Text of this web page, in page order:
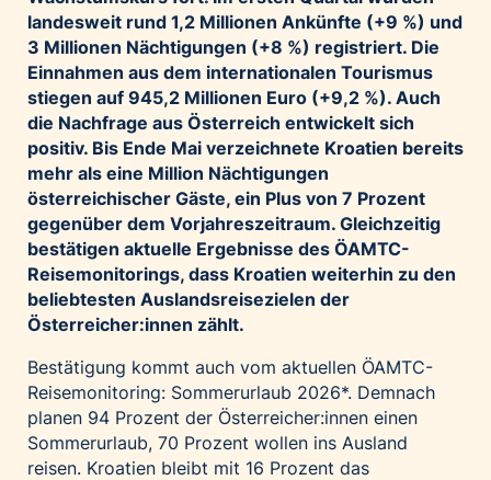
landesweit rund 1,2 Millionen Ankünfte (+9 %) und
3 Millionen Nächtigungen (+8 %) registriert. Die
Einnahmen aus dem internationalen Tourismus
stiegen auf 945,2 Millionen Euro (+9,2 %). Auch
die Nachfrage aus Österreich entwickelt sich
positiv. Bis Ende Mai verzeichnete Kroatien bereits
mehr als eine Million Nächtigungen
österreichischer Gäste, ein Plus von 7 Prozent
gegenüber dem Vorjahreszeitraum. Gleichzeitig
bestätigen aktuelle Ergebnisse des ÖAMTC-
Reisemonitorings, dass Kroatien weiterhin zu den
beliebtesten Auslandsreisezielen der
Österreicher:innen zählt.
Bestätigung kommt auch vom aktuellen ÖAMTC-
Reisemonitoring: Sommerurlaub 2026*. Demnach
planen 94 Prozent der Österreicher:innen einen
Sommerurlaub, 70 Prozent wollen ins Ausland
reisen. Kroatien bleibt mit 16 Prozent das